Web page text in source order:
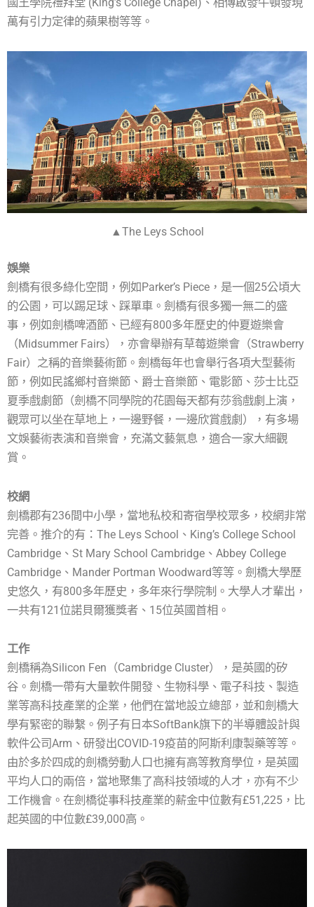
萬有引力定律的蘋果樹等等。
▲The Leys School
娛樂
劍橋有很多綠化空間，例如Parker’s Piece，是一個25公頃大
的公園，可以踢足球、踩單車。劍橋有很多獨一無二的盛
事，例如劍橋啤酒節、已經有800多年歷史的仲夏遊樂會
（Midsummer Fairs），亦會舉辦有草莓遊樂會（Strawberry
Fair）之稱的音樂藝術節。劍橋每年也會舉行各項大型藝術
節，例如民謠鄉村音樂節、爵士音樂節、電影節、莎士比亞
夏季戲劇節（劍橋不同學院的花園每天都有莎翁戲劇上演，
觀眾可以坐在草地上，一邊野餐，一邊欣賞戲劇），有多場
文娛藝術表演和音樂會，充滿文藝氣息，適合一家大細觀
賞。
校網
劍橋郡有236間中小學，當地私校和寄宿學校眾多，校網非常
完善。推介的有：The Leys School、King’s College School
Cambridge、St Mary School Cambridge、Abbey College
Cambridge、Mander Portman Woodward等等。劍橋大學歷
史悠久，有800多年歷史，多年來行學院制。大學人才輩出，
一共有121位諾貝爾獲獎者、15位英國首相。
工作
劍橋稱為Silicon Fen（Cambridge Cluster），是英國的矽
谷。劍橋一帶有大量軟件開發、生物科學、電子科技、製造
業等高科技產業的企業，他們在當地設立總部，並和劍橋大
學有緊密的聯繫。例子有日本SoftBank旗下的半導體設計與
軟件公司Arm、研發出COVID-19疫苗的阿斯利康製藥等等。
由於多於四成的劍橋勞動人口也擁有高等教育學位，是英國
平均人口的兩倍，當地聚集了高科技領域的人才，亦有不少
工作機會。在劍橋從事科技產業的薪金中位數有£51,225，比
起英國的中位數£39,000高。